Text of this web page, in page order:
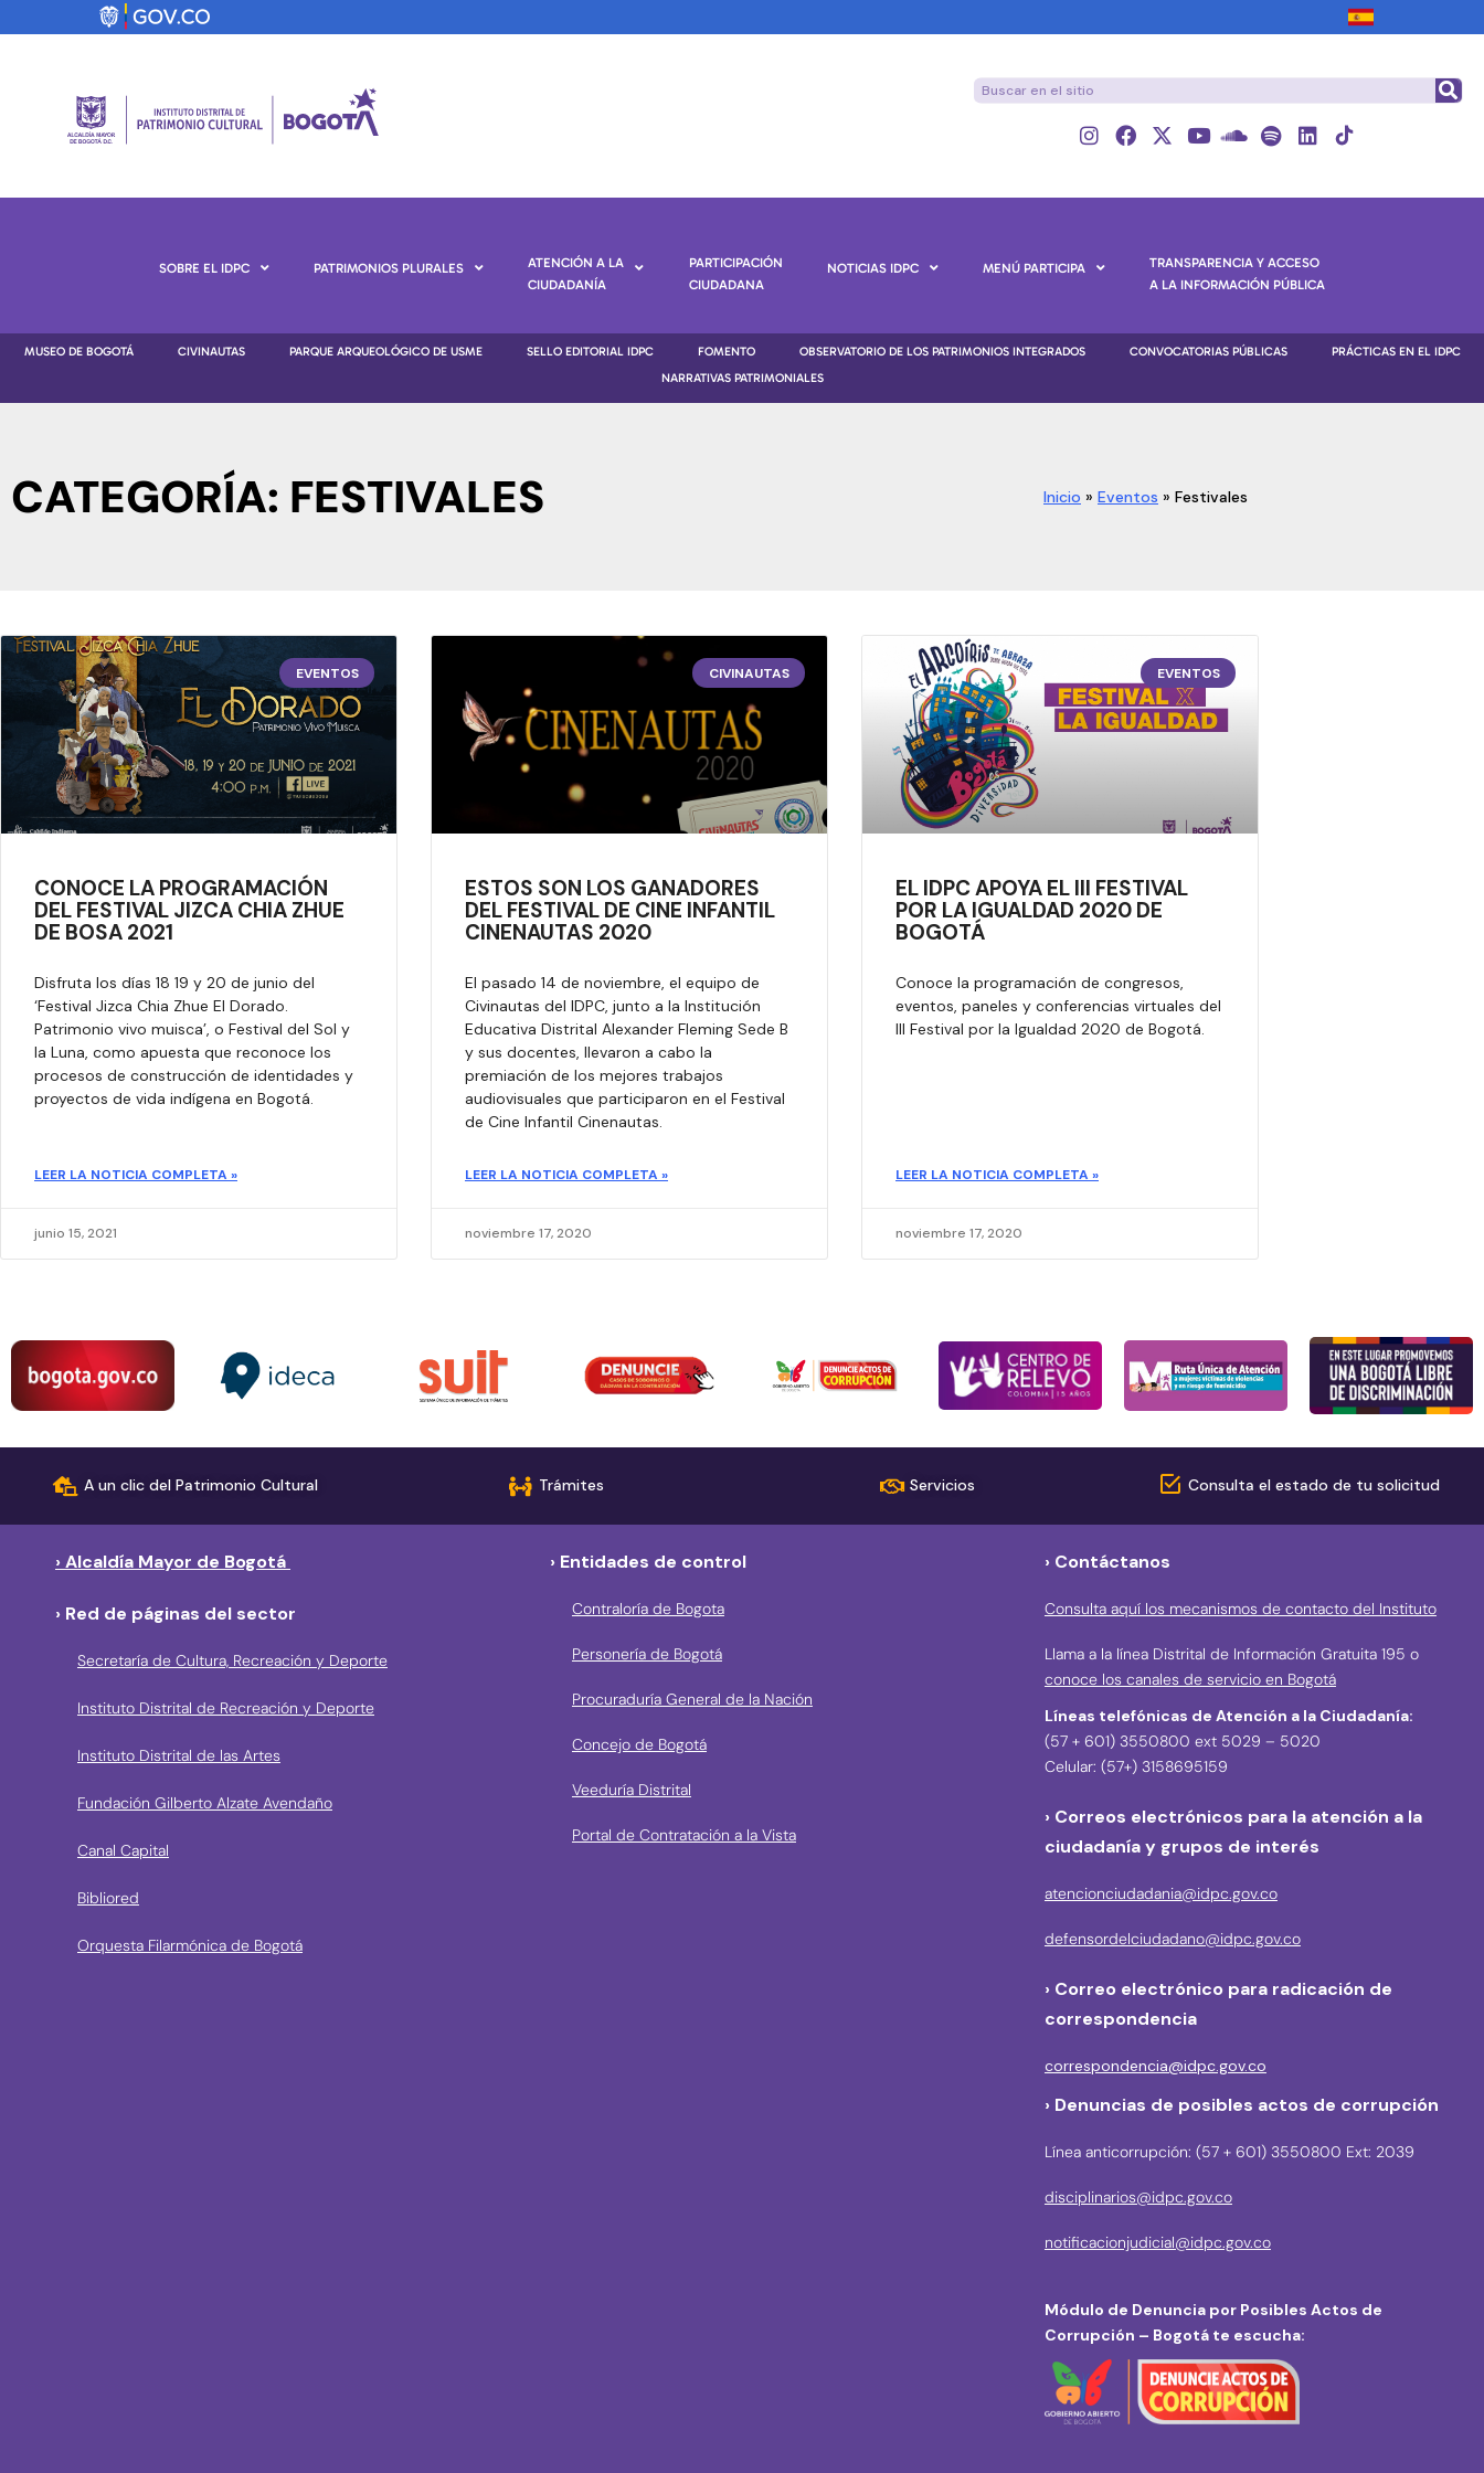
SOBRE EL IDPC PATRIMONIOS PLURALES
ATENCIÓN A LA
CIUDADANÍA
PARTICIPACIÓN
CIUDADANA
NOTICIAS IDPC MENÚ PARTICIPA
TRANSPARENCIA Y ACCESO
A LA INFORMACIÓN PÚBLICA
MUSEO DE BOGOTÁ CIVINAUTAS PARQUE ARQUEOLÓGICO DE USME SELLO EDITORIAL IDPC FOMENTO OBSERVATORIO DE LOS PATRIMONIOS INTEGRADOS CONVOCATORIAS PÚBLICAS
PRÁCTICAS EN EL IDPC
NARRATIVAS PATRIMONIALES
CATEGORÍA: FESTIVALES Inicio » Eventos » Festivales
EVENTOS
CONOCE LA PROGRAMACIÓN
DEL FESTIVAL JIZCA CHIA ZHUE
DE BOSA 2021
Disfruta los días 18 19 y 20 de junio del
‘Festival Jizca Chia Zhue El Dorado.
Patrimonio vivo muisca’, o Festival del Sol y
la Luna, como apuesta que reconoce los
procesos de construcción de identidades y
proyectos de vida indígena en Bogotá.
LEER LA NOTICIA COMPLETA »
junio 15, 2021
CIVINAUTAS
ESTOS SON LOS GANADORES
DEL FESTIVAL DE CINE INFANTIL
CINENAUTAS 2020
El pasado 14 de noviembre, el equipo de
Civinautas del IDPC, junto a la Institución
Educativa Distrital Alexander Fleming Sede B
y sus docentes, llevaron a cabo la
premiación de los mejores trabajos
audiovisuales que participaron en el Festival
de Cine Infantil Cinenautas.
LEER LA NOTICIA COMPLETA »
noviembre 17, 2020
EVENTOS
EL IDPC APOYA EL III FESTIVAL
POR LA IGUALDAD 2020 DE
BOGOTÁ
Conoce la programación de congresos,
eventos, paneles y conferencias virtuales del
III Festival por la Igualdad 2020 de Bogotá.
LEER LA NOTICIA COMPLETA »
noviembre 17, 2020
A un clic del Patrimonio Cultural Trámites Servicios Consulta el estado de tu solicitud
› Alcaldía Mayor de Bogotá
› Red de páginas del sector
Secretaría de Cultura, Recreación y Deporte
Instituto Distrital de Recreación y Deporte
Instituto Distrital de las Artes
Fundación Gilberto Alzate Avendaño
Canal Capital
Bibliored
Orquesta Filarmónica de Bogotá
› Entidades de control
Contraloría de Bogota
Personería de Bogotá
Procuraduría General de la Nación
Concejo de Bogotá
Veeduría Distrital
Portal de Contratación a la Vista
› Contáctanos
Consulta aquí los mecanismos de contacto del Instituto
Llama a la línea Distrital de Información Gratuita 195 o
conoce los canales de servicio en Bogotá
Líneas telefónicas de Atención a la Ciudadanía:
(57 + 601) 3550800 ext 5029 – 5020
Celular: (57+) 3158695159
› Correos electrónicos para la atención a la
ciudadanía y grupos de interés
atencionciudadania@idpc.gov.co
defensordelciudadano@idpc.gov.co
› Correo electrónico para radicación de
correspondencia
correspondencia@idpc.gov.co
› Denuncias de posibles actos de corrupción
Línea anticorrupción: (57 + 601) 3550800 Ext: 2039
disciplinarios@idpc.gov.co
notificacionjudicial@idpc.gov.co
Módulo de Denuncia por Posibles Actos de
Corrupción – Bogotá te escucha: